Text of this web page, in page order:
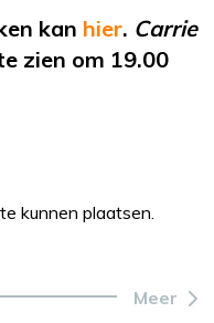
kan hier. Carrie
zien om 19.00
kunnen plaatsen.
Meer